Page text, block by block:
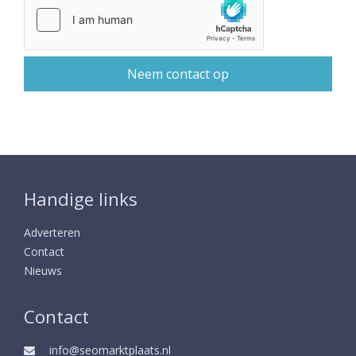
Handige links
Adverteren
Contact
Nieuws
Contact
info@seomarktplaats.nl